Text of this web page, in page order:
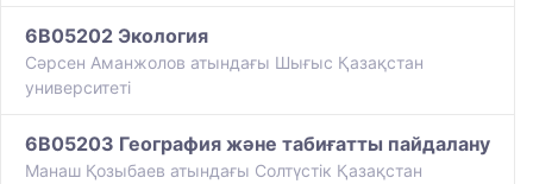
6B05202 Экология
Сәрсен Аманжолов атындағы Шығыс Қазақстан
университеті
6B05203 География және табиғатты пайдалану
Манаш Қозыбаев атындағы Солтүстік Қазақстан